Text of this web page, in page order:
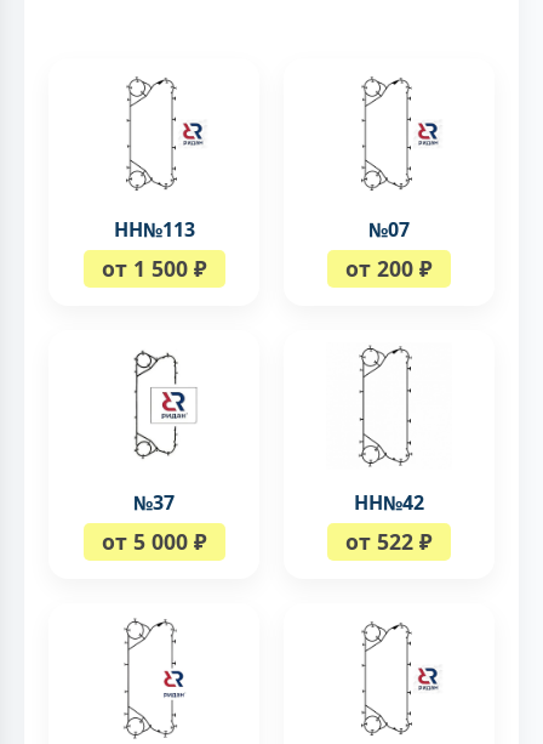
НН№113
от 1 500 ₽
№07
от 200 ₽
№37
от 5 000 ₽
НН№42
от 522 ₽